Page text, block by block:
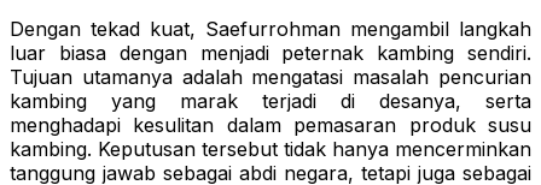
Dengan tekad kuat, Saefurrohman mengambil langkah
luar biasa dengan menjadi peternak kambing sendiri.
Tujuan utamanya adalah mengatasi masalah pencurian
kambing yang marak terjadi di desanya, serta
menghadapi kesulitan dalam pemasaran produk susu
kambing. Keputusan tersebut tidak hanya mencerminkan
tanggung jawab sebagai abdi negara, tetapi juga sebagai